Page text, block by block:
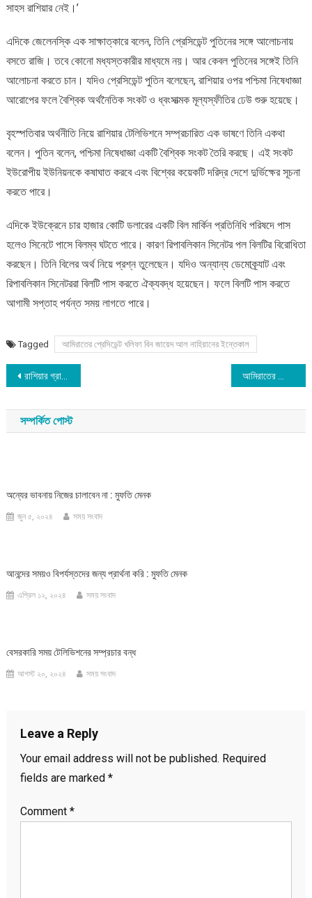
সাহস রাশিয়ার নেই।’
এদিকে জেলেনস্কি এক সাক্ষাত্কারে বলেন, তিনি প্রেসিডেন্ট পুতিনের সঙ্গে আলোচনায়
বসতে রাজি। তবে কোনো মধ্যস্তকারীর মাধ্যমে নয়। আর কেবল পুতিনের সঙ্গেই তিনি
আলোচনা করতে চান। যদিও প্রেসিডেন্ট পুতিন বলেছেন, রাশিয়ার ওপর পশ্চিমা নিষেধাজ্ঞা
আরোপের ফলে বৈশ্বিক অর্থনৈতিক সংকট ও ধ্বংসাত্মক মূল্যস্ফীতির ঢেউ শুরু হয়েছে।
বৃহস্পতিবার অর্থনীতি নিয়ে রাশিয়ার টেলিভিশনে সম্প্রচারিত এক ভাষণে তিনি একথা
বলেন। পুতিন বলেন, পশ্চিমা নিষেধাজ্ঞা একটি বৈশ্বিক সংকট তৈরি করছে। এই সংকট
ইউরোপীয় ইউনিয়নকে কষাঘাত করবে এবং বিশ্বের কয়েকটি দরিদ্র দেশে দুর্ভিক্ষের সূচনা
করতে পারে।
এদিকে ইউক্রেনে চার হাজার কোটি ডলারের একটি বিল মার্কিন প্রতিনিধি পরিষদে পাস
হলেও সিনেটে পাসে বিলম্ব ঘটতে পারে। কারণ রিপাবলিকান সিনেটর পল বিলটির বিরোধিতা
করছেন। তিনি বিলের অর্থ নিয়ে প্রশ্ন তুলেছেন। যদিও অন্যান্য ডেমোক্র্যাট এবং
রিপাবলিকান সিনেটররা বিলটি পাস করতে ঐক্যবদ্ধ হয়েছেন। ফলে বিলটি পাস করতে
আগামী সপ্তাহ পর্যন্ত সময় লাগতে পারে।
Tagged আমিরাতের প্রেসিডেন্ট খলিফা বিন জায়েদ আল নাহিয়ানের ইন্তেকাল
Post
navigation
রাশিয়ার গ্রামে ইউক্রেনের গোলাবর্ষণ
সম্পর্কিত পোস্ট
অন্যের ভাবনায় নিজের চালাবেন না : মুফতি মেনক
জুন ৫, ২০২৪ সময় সংবাদ
আনন্দের সময়ও বিপর্যস্তদের জন্য প্রার্থনা করি : মুফতি মেনক
এপ্রিল ১২, ২০২৪ সময় সংবাদ
বেসরকারি সময় টেলিভিশনের সম্প্রচার বন্ধ
আগস্ট ২০, ২০২৪ সময় সংবাদ
Leave a Reply
Your email address will not be published. Required
fields are marked *
Comment *